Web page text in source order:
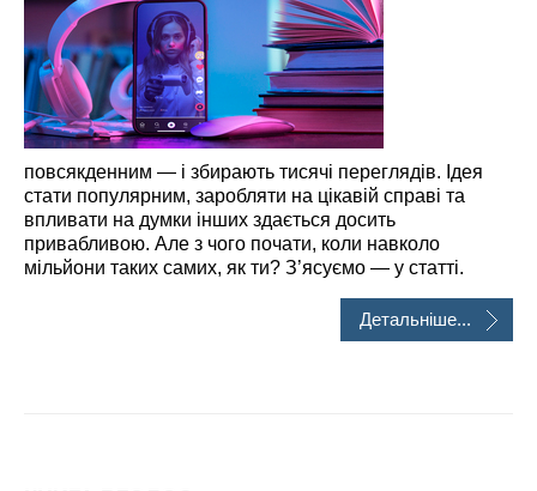
повсякденним — і збирають тисячі переглядів. Ідея
стати популярним, заробляти на цікавій справі та
впливати на думки інших здається досить
привабливою. Але з чого почати, коли навколо
мільйони таких самих, як ти? З’ясуємо — у статті.
Детальніше...